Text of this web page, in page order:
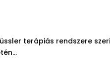
terápiás rendszere